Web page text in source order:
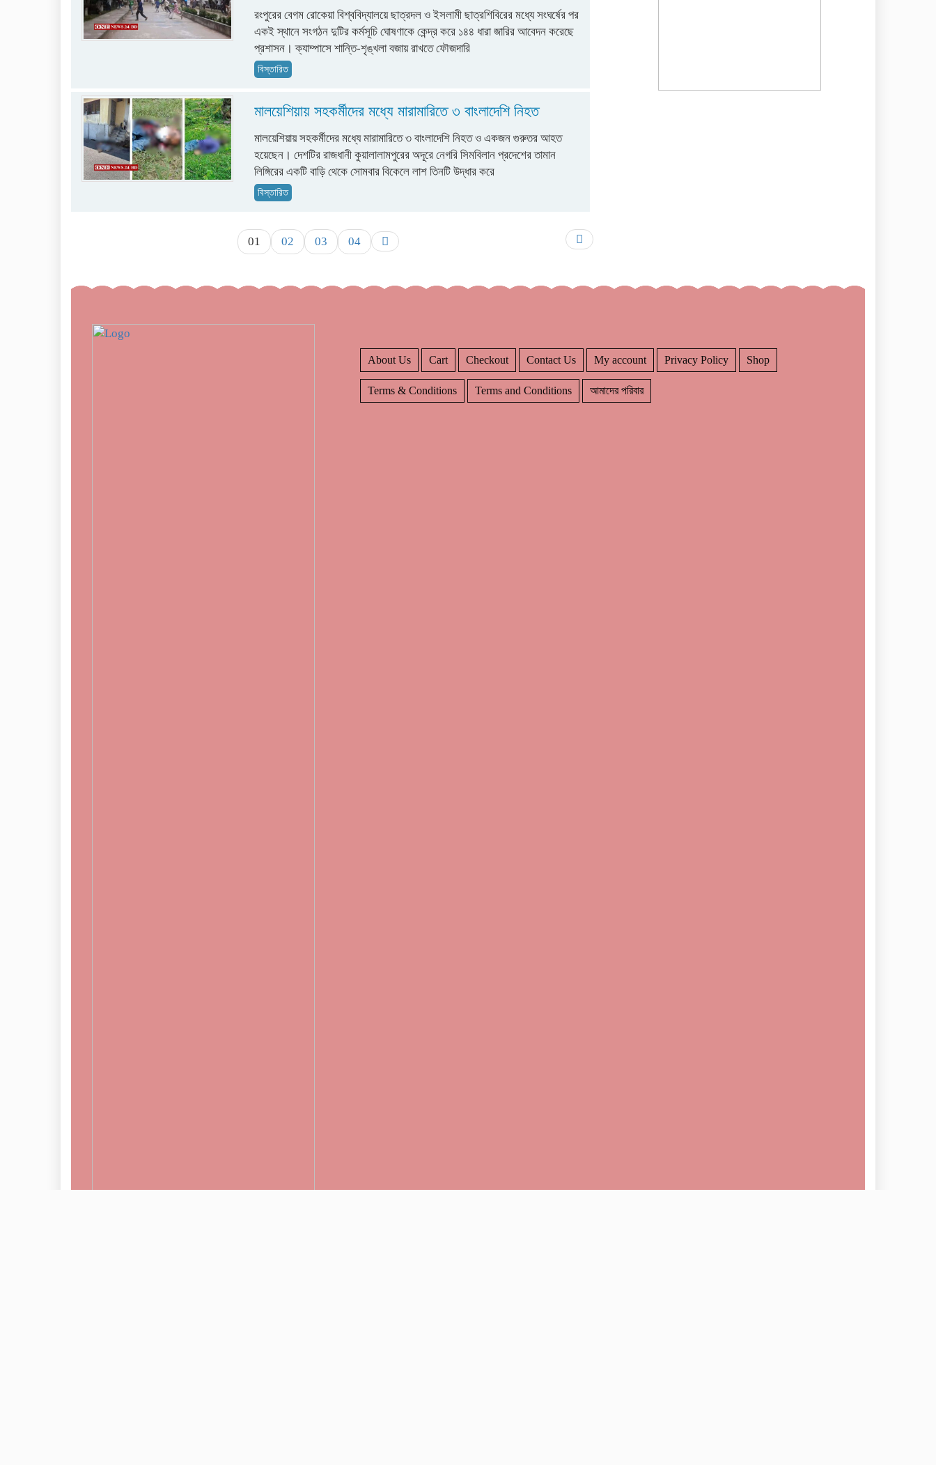
রংপুরের বেগম রোকেয়া বিশ্ববিদ্যালয়ে ছাত্রদল ও ইসলামী ছাত্রশিবিরের মধ্যে সংঘর্ষের পর
একই স্থানে সংগঠন দুটির কর্মসূচি ঘোষণাকে কেন্দ্র করে ১৪৪ ধারা জারির আবেদন করেছে
প্রশাসন। ক্যাম্পাসে শান্তি-শৃঙ্খলা বজায় রাখতে ফৌজদারি
বিস্তারিত
মালয়েশিয়ায় সহকর্মীদের মধ্যে মারামারিতে ৩ বাংলাদেশি নিহত
মালয়েশিয়ায় সহকর্মীদের মধ্যে মারামারিতে ৩ বাংলাদেশি নিহত ও একজন গুরুতর আহত
হয়েছেন। দেশটির রাজধানী কুয়ালালামপুরের অদূরে নেগরি সিমবিলান প্রদেশের তামান
লিঙ্গিরের একটি বাড়ি থেকে সোমবার বিকেলে লাশ তিনটি উদ্ধার করে
বিস্তারিত
01 02 03 04
About Us Cart Checkout Contact Us My account Privacy Policy Shop
Terms & Conditions Terms and Conditions আমাদের পরিবার